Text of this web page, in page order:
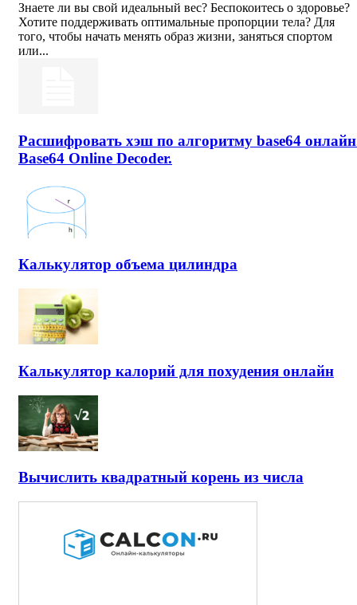
Знаете ли вы свой идеальный вес? Беспокоитесь о здоровье?
Хотите поддерживать оптимальные пропорции тела? Для
того, чтобы начать менять образ жизни, заняться спортом
или...
Расшифровать хэш по алгоритму base64
Base64 Online Decoder.
Калькулятор объема цилиндра
Калькулятор калорий для похудения онлайн
Вычислить квадратный корень из числа